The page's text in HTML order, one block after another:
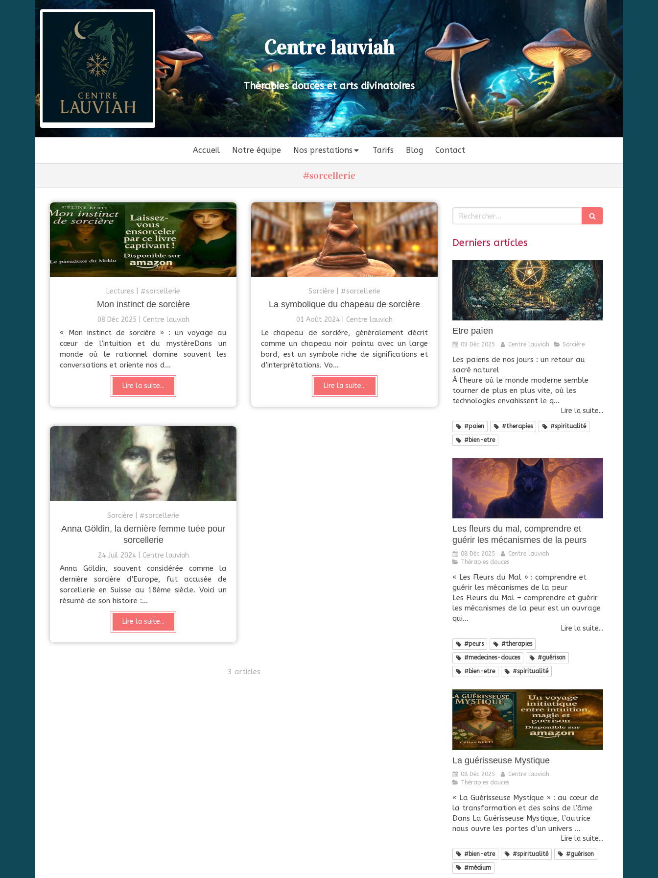
Centre lauviah
Thérapies douces et arts divinatoires
Accueil Notre équipe Nos prestations Tarifs Blog Contact
#sorcellerie
Lectures #sorcellerie
Mon instinct de sorcière
08 Déc 2025 Centre lauviah
« Mon instinct de sorcière » : un voyage au
cœur de l’intuition et du mystèreDans un
monde où le rationnel domine souvent les
conversations et oriente nos d...
Lire la suite...
Sorcière #sorcellerie
La symbolique du chapeau de sorcière
01 Août 2024 Centre lauviah
Le chapeau de sorcière, généralement décrit
comme un chapeau noir pointu avec un large
bord, est un symbole riche de significations et
d'interprétations. Vo...
Lire la suite...
Sorcière #sorcellerie
Anna Göldin, la dernière femme tuée pour
sorcellerie
24 Juil 2024 Centre lauviah
Anna Göldin, souvent considérée comme la
dernière sorcière d'Europe, fut accusée de
sorcellerie en Suisse au 18ème siècle. Voici un
résumé de son histoire :...
Lire la suite...
3 articles
Rechercher
Derniers articles
Etre païen
09 Déc 2025 Centre lauviah Sorcière
Les païens de nos jours : un retour au
sacré naturel
À l’heure où le monde moderne semble
tourner de plus en plus vite, où les
technologies envahissent le q...
Lire la suite...
#paien #therapies
#spiritualité
#bien-etre
Les fleurs du mal, comprendre et
guérir les mécanismes de la peurs
08 Déc 2025
Centre lauviah
Thérapies douces
« Les Fleurs du Mal » : comprendre et
guérir les mécanismes de la peur
Les Fleurs du Mal – comprendre et guérir
les mécanismes de la peur est un ouvrage
qui...
Lire la suite...
#peurs
#therapies
#medecines-douces
#guérison
#bien-etre
#spiritualité
La guérisseuse Mystique
08 Déc 2025
Centre lauviah
Thérapies douces
« La Guérisseuse Mystique » : au cœur de
la transformation et des soins de l’âme
Dans La Guérisseuse Mystique, l’autrice
nous ouvre les portes d’un univers ...
Lire la suite...
#bien-etre #spiritualité
#guérison
#médium